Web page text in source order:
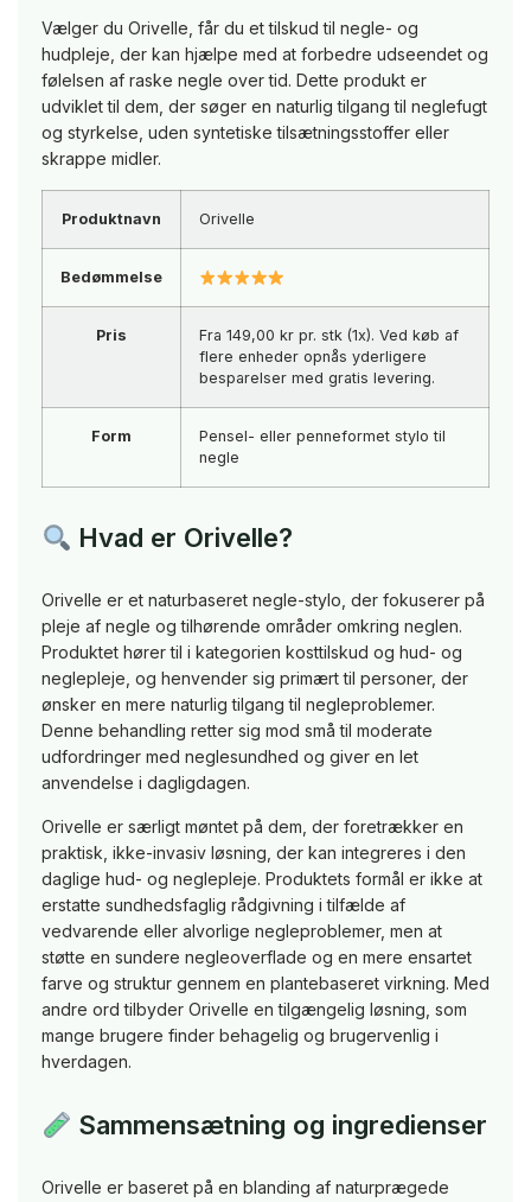
Vælger du Orivelle, får du et tilskud til negle- og
hudpleje, der kan hjælpe med at forbedre udseendet og
følelsen af raske negle over tid. Dette produkt er
udviklet til dem, der søger en naturlig tilgang til neglefugt
og styrkelse, uden syntetiske tilsætningsstoffer eller
skrappe midler.
Produktnavn Orivelle
Bedømmelse
Pris
Fra 149,00 kr pr. stk (1x). Ved køb af
flere enheder opnås yderligere
besparelser med gratis levering.
Form
Pensel- eller penneformet stylo til
negle
Hvad er Orivelle?
Orivelle er et naturbaseret negle-stylo, der fokuserer på
pleje af negle og tilhørende områder omkring neglen.
Produktet hører til i kategorien kosttilskud og hud- og
neglepleje, og henvender sig primært til personer, der
ønsker en mere naturlig tilgang til negleproblemer.
Denne behandling retter sig mod små til moderate
udfordringer med neglesundhed og giver en let
anvendelse i dagligdagen.
Orivelle er særligt møntet på dem, der foretrækker en
praktisk, ikke-invasiv løsning, der kan integreres i den
daglige hud- og neglepleje. Produktets formål er ikke at
erstatte sundhedsfaglig rådgivning i tilfælde af
vedvarende eller alvorlige negleproblemer, men at
støtte en sundere negleoverflade og en mere ensartet
farve og struktur gennem en plantebaseret virkning. Med
andre ord tilbyder Orivelle en tilgængelig løsning, som
mange brugere finder behagelig og brugervenlig i
hverdagen.
Sammensætning og ingredienser
Orivelle er baseret på en blanding af naturprægede